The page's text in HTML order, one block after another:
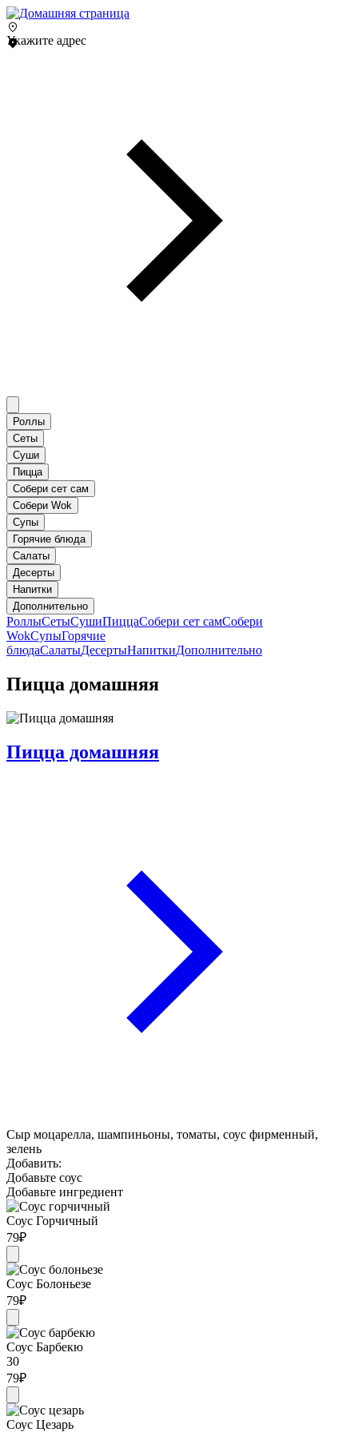
Укажите адрес
Роллы
Сеты
Суши
Пицца
Собери сет сам
Собери Wok
Супы
Горячие блюда
Салаты
Десерты
Напитки
Дополнительно
РоллыСетыСушиПиццаСобери сет самСобери
WokСупыГорячие
блюдаСалатыДесертыНапиткиДополнительно
Пицца домашняя
Пицца домашняя
Сыр моцарелла, шампиньоны, томаты, соус фирменный,
зелень
Добавить:
Добавьте соус
Добавьте ингредиент
Соус Горчичный
79₽
Соус Болоньезе
79₽
Соус Барбекю
30
79₽
Соус Цезарь